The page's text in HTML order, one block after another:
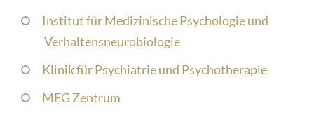
Institut für Medizinische Psychologie und
Verhaltensneurobiologie
Klinik für Psychiatrie und Psychotherapie
MEG Zentrum